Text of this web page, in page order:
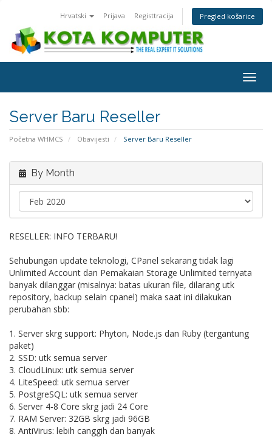
Hrvatski Prijava Registtracija Pregled košarice
Server Baru Reseller
Početna WHMCS Obavijesti Server Baru Reseller
By Month
RESELLER: INFO TERBARU!
Sehubungan update teknologi, CPanel sekarang tidak lagi
Unlimited Account dan Pemakaian Storage Unlimited ternyata
banyak dilanggar (misalnya: batas ukuran file, dilarang utk
repository, backup selain cpanel) maka saat ini dilakukan
perubahan sbb:
1. Server skrg support: Phyton, Node.js dan Ruby (tergantung
paket)
2. SSD: utk semua server
3. CloudLinux: utk semua server
4. LiteSpeed: utk semua server
5. PostgreSQL: utk semua server
6. Server 4-8 Core skrg jadi 24 Core
7. RAM Server: 32GB skrg jadi 96GB
8. AntiVirus: lebih canggih dan banyak